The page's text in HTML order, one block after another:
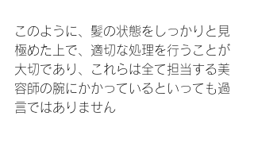
このように、髪の状態をしっかりと見
極めた上で、適切な処理を行うことが
大切であり、これらは全て担当する美
容師の腕にかかっているといっても過
言ではありません